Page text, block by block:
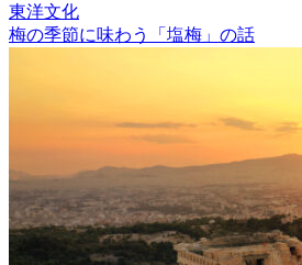
東洋文化
梅の季節に味わう「塩梅」の話